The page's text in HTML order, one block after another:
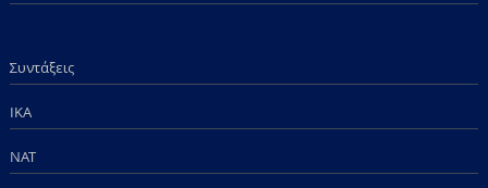
Συντάξεις
IKA
NAT